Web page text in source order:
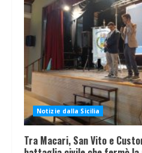
Notizie dalla Sicilia
Tra Macari, San Vito e